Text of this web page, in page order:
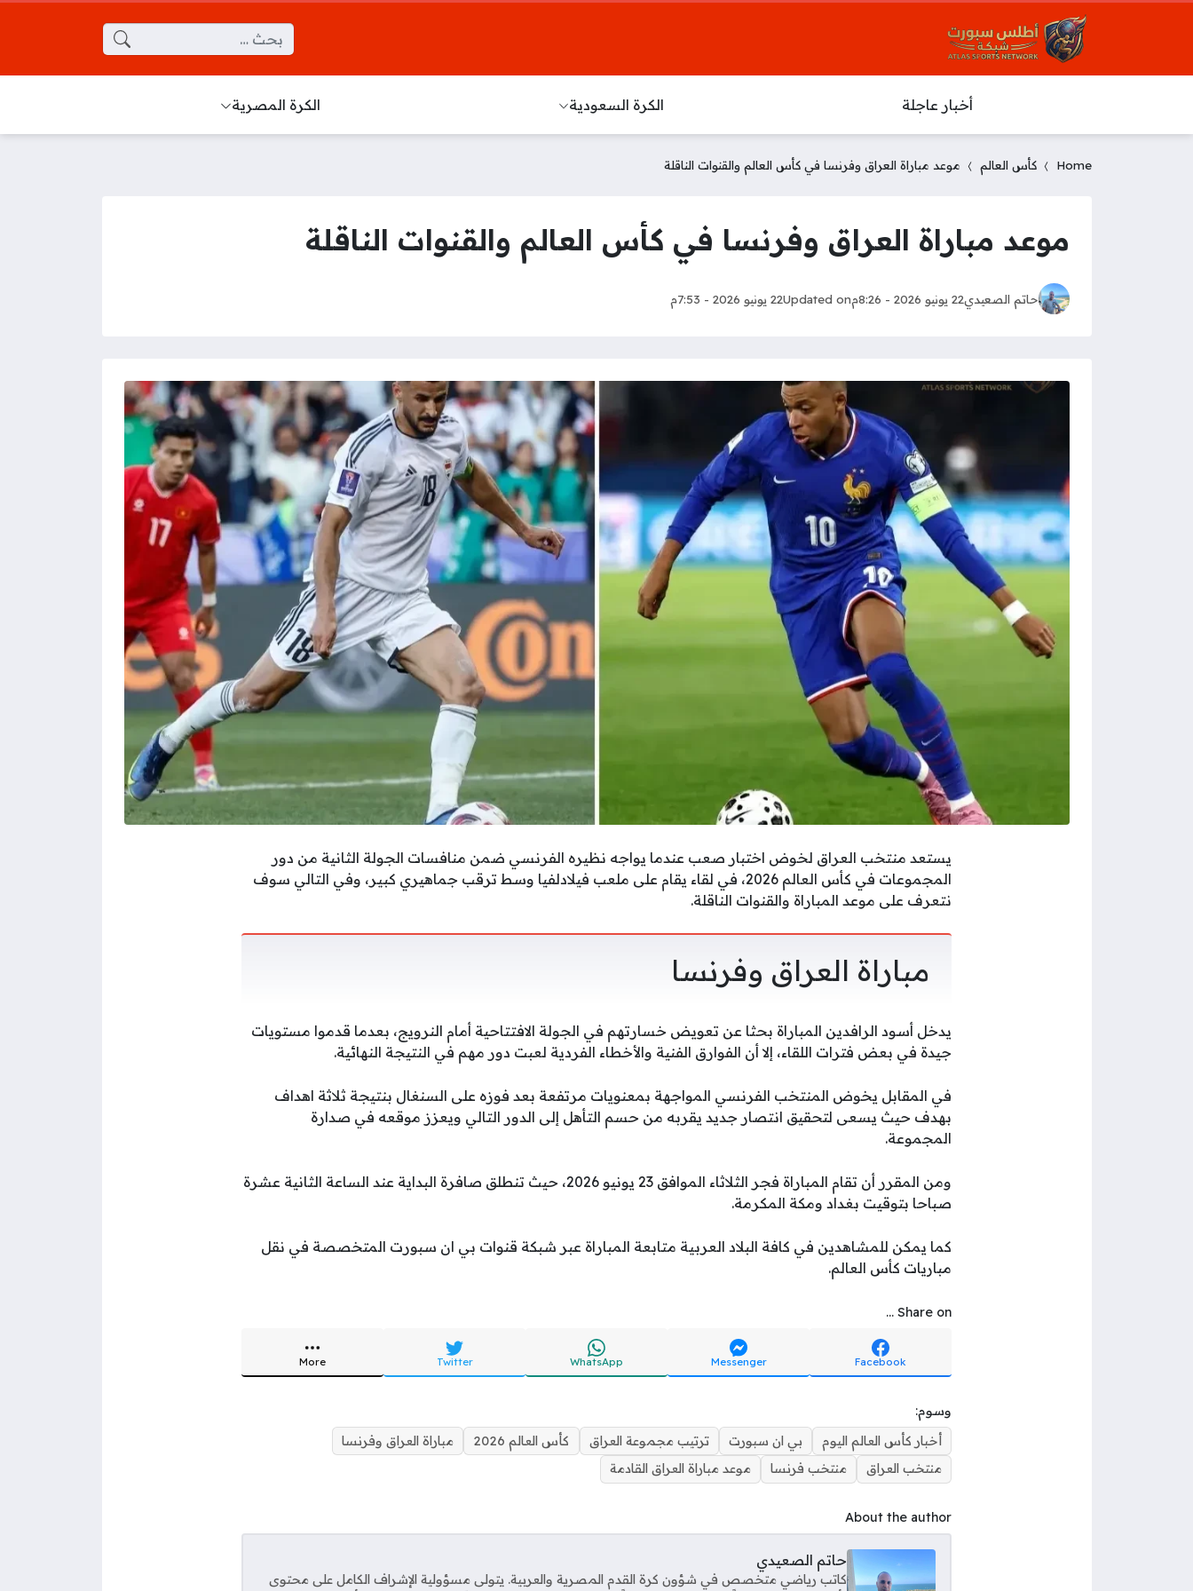
البحث عن:
أخبار عاجلة الكرة السعودية الكرة المصرية
Home كأس العالم موعد مباراة العراق وفرنسا في كأس العالم والقنوات الناقلة
موعد مباراة العراق وفرنسا في كأس العالم والقنوات الناقلة
حاتم الصعيدي22 يونيو 2026 - 8:26م Updated on22 يونيو 2026 - 7:53م
يستعد منتخب العراق لخوض اختبار صعب عندما يواجه نظيره الفرنسي ضمن منافسات الجولة الثانية من دور
المجموعات في كأس العالم 2026، في لقاء يقام على ملعب فيلادلفيا وسط ترقب جماهيري كبير، وفي التالي سوف
نتعرف على موعد المباراة والقنوات الناقلة.
مباراة العراق وفرنسا
يدخل أسود الرافدين المباراة بحثا عن تعويض خسارتهم في الجولة الافتتاحية أمام النرويج، بعدما قدموا مستويات
جيدة في بعض فترات اللقاء، إلا أن الفوارق الفنية والأخطاء الفردية لعبت دور مهم في النتيجة النهائية.
في المقابل يخوض المنتخب الفرنسي المواجهة بمعنويات مرتفعة بعد فوزه على السنغال بنتيجة ثلاثة اهداف
بهدف حيث يسعى لتحقيق انتصار جديد يقربه من حسم التأهل إلى الدور التالي ويعزز موقعه في صدارة
المجموعة.
ومن المقرر أن تقام المباراة فجر الثلاثاء الموافق 23 يونيو 2026، حيث تنطلق صافرة البداية عند الساعة الثانية عشرة
صباحا بتوقيت بغداد ومكة المكرمة.
كما يمكن للمشاهدين في كافة البلاد العربية متابعة المباراة عبر شبكة قنوات بي ان سبورت المتخصصة في نقل
مباريات كأس العالم.
Share on ...
Facebook
Messenger
WhatsApp
Twitter
More
وسوم:
أخبار كأس العالم اليوم
بي ان سبورت ترتيب مجموعة العراق كأس العالم 2026
مباراة العراق وفرنسا
منتخب العراق
منتخب فرنسا موعد مباراة العراق القادمة
About the author
حاتم الصعيدي
كاتب رياضي متخصص في شؤون كرة القدم المصرية والعربية. يتولى مسؤولية الإشراف الكامل على محتوى